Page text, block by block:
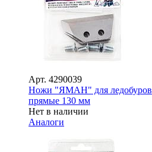
Арт. 4290039
Ножи "ЯМАН" для ледобуров
прямые 130 мм
Нет в наличии
Аналоги